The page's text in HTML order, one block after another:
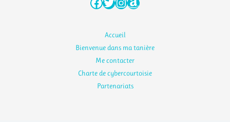
Accueil
Bienvenue dans ma tanière
Me contacter
Charte de cybercourtoisie
Partenariats